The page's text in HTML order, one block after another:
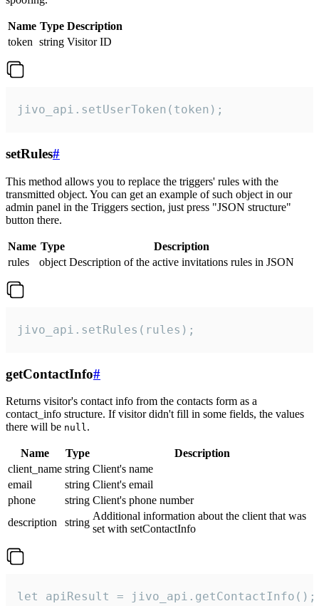
Name Type Description
token string Visitor ID
jivo_api.setUserToken(token);
setRules#
This method allows you to replace the triggers' rules with the
transmitted object. You can get an example of such object in our
admin panel in the Triggers section, just press "JSON structure"
button there.
Name Type
Description
rules
object Description of the active invitations rules in JSON
jivo_api.setRules(rules);
getContactInfo#
Returns visitor's contact info from the contacts form as a
contact_info structure. If visitor didn't fill in some fields, the values
there will be null.
Name Type
Description
client_name string Client's name
email
string Client's email
phone
string Client's phone number
description
string
Additional information about the client that was
set with setContactInfo
let apiResult = jivo_api.getContactInfo();